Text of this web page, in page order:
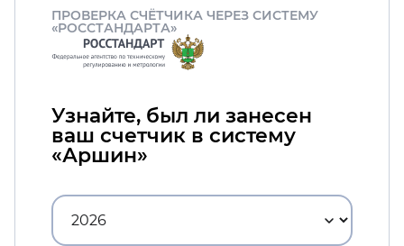
ПРОВЕРКА СЧЁТЧИКА ЧЕРЕЗ СИСТЕМУ
«РОССТАНДАРТА»
Узнайте, был ли занесен
ваш счетчик в систему
«Аршин»